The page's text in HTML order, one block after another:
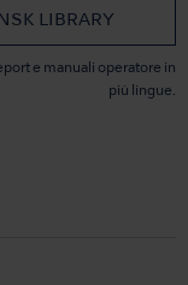
NSK LIBRARY
e manuali operatore in
più lingue.